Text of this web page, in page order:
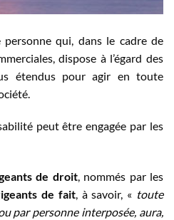
qui, dans le cadre de
dispose à l’égard des
étendus pour agir en toute
peut être engagée par les
de droit, nommés par les
de fait, à savoir, « toute
par personne interposée, aura,